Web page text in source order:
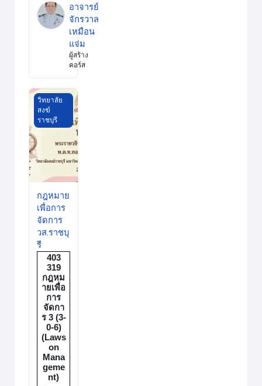
อาจารย์
จักรวาล
เหมือน
แจ่ม
ผู้สร้าง
คอร์ส
กฎหมายเพื่อการจัดการ วส.ราชบุรี
วิทยาลัย
สงฆ์
ราชบุรี
กฎหมาย
เพื่อการ
จัดการ
วส.ราชบุ
รี
403
319
กฎหม
ายเพื่อ
การ
จัดกา
ร 3 (3-
0-6)
(Laws
on
Mana
geme
nt)